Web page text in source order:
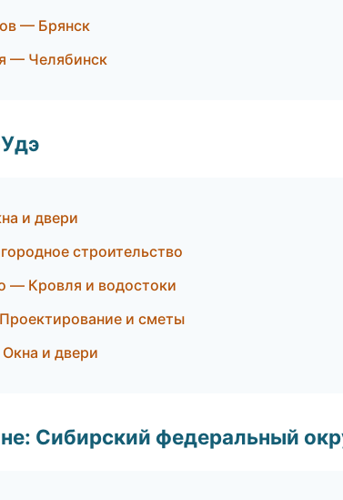
— Брянск
— Челябинск
и двери
строительство
— Кровля и водостоки
и сметы
и двери
Сибирский федеральный